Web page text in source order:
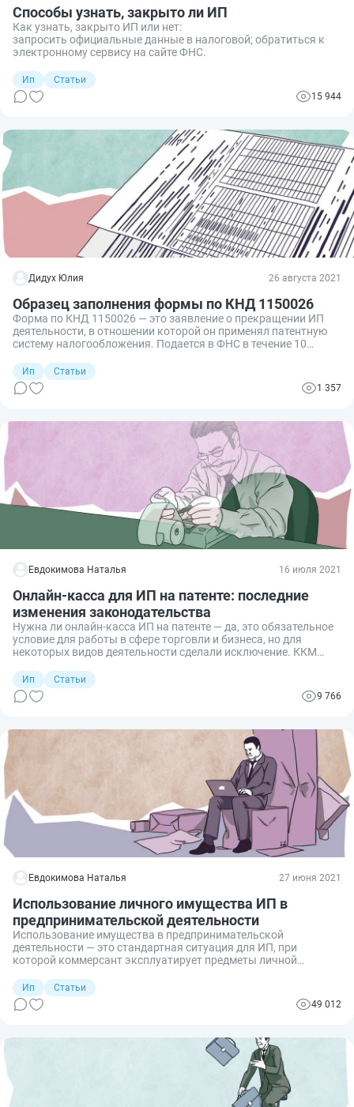
Способы узнать, закрыто ли ИП
Как узнать, закрыто ИП или нет:
запросить официальные данные в налоговой; обратиться к
электронному сервису на сайте ФНС.
Ип
Статьи
15 944
Дидух Юлия 26 августа 2021
Образец заполнения формы по КНД 1150026
Форма по КНД 1150026 — это заявление о прекращении ИП
деятельности, в отношении которой он применял патентную
систему налогообложения. Подается в ФНС в течение 10
Ип
Статьи
1 357
Евдокимова Наталья 16 июля 2021
Онлайн-касса для ИП на патенте: последние
изменения законодательства
Нужна ли онлайн-касса ИП на патенте — да, это обязательное
условие для работы в сфере торговли и бизнеса, но для
некоторых видов деятельности сделали исключение. ККМ
режиме реального времени.
Ип
Статьи
9 766
Евдокимова Наталья 27 июня 2021
Использование личного имущества ИП в
предпринимательской деятельности
Использование имущества в предпринимательской
деятельности — это стандартная ситуация для ИП, при
которой коммерсант эксплуатирует предметы личной
дополнительных затрат. Проблемы возникают у
коммерсантов на УСНО 15%, ведь ФНС не всегда соглашается
с коммерсантами по составу расходов. О том, как правильно
рассказали налоговики.
Ип
Статьи
49 012